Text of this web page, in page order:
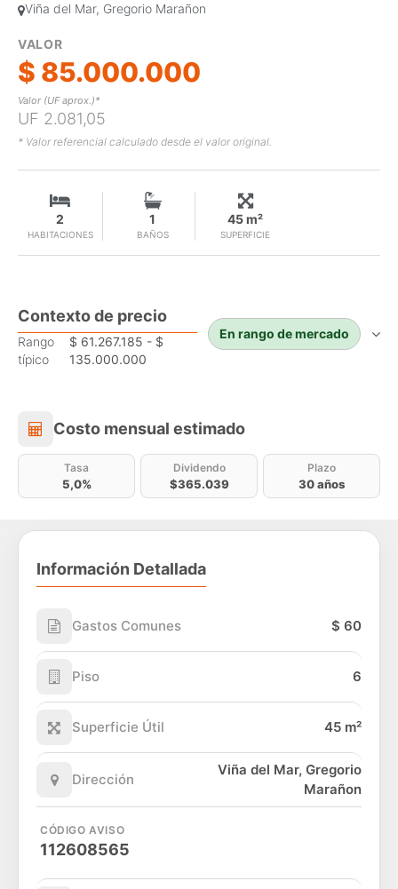
Viña del Mar, Gregorio Marañon
VALOR
$ 85.000.000
Valor (UF aprox.)*
UF 2.081,05
* Valor referencial calculado desde el valor original.
HABITACIONES
2
BAÑOS
1
SUPERFICIE
45 m²
Contexto de precio
Rango
típico
$ 61.267.185 - $
135.000.000
En rango de mercado
Costo mensual estimado
Costo mensual estimado
Tasa
5,0%
Dividendo
$365.039
Plazo
30 años
Información Detallada
Gastos Comunes $ 60
Piso 6
Superficie Útil 45 m²
Dirección
Viña del Mar, Gregorio
Marañon
CÓDIGO AVISO
112608565